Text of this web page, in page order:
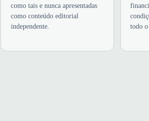
como tais e nunca apresentadas
como conteúdo editorial
independente.
todo o